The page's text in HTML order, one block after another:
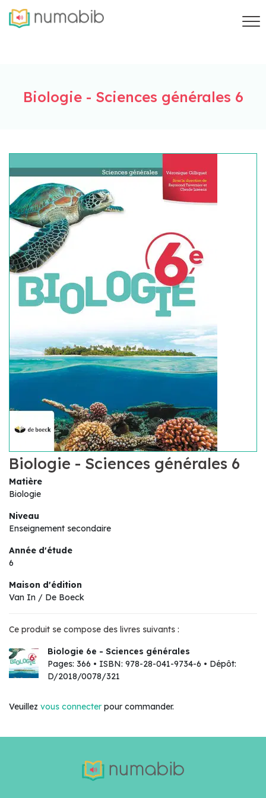
Biologie - Sciences générales 6
Biologie - Sciences générales 6
Matière
Biologie
Niveau
Enseignement secondaire
Année d'étude
6
Maison d'édition
Van In / De Boeck
Ce produit se compose des livres suivants :
Biologie 6e - Sciences générales
Pages: 366 • ISBN: 978-28-041-9734-6 • Dépôt:
D/2018/0078/321
Veuillez vous connecter pour commander.